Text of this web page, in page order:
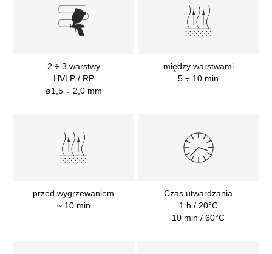
2 ÷ 3 warstwy
HVLP / RP
ø1,5 ÷ 2,0 mm
między warstwami
5 ÷ 10 min
przed wygrzewaniem
~ 10 min
Czas utwardzania
1 h / 20°C
10 min / 60°C